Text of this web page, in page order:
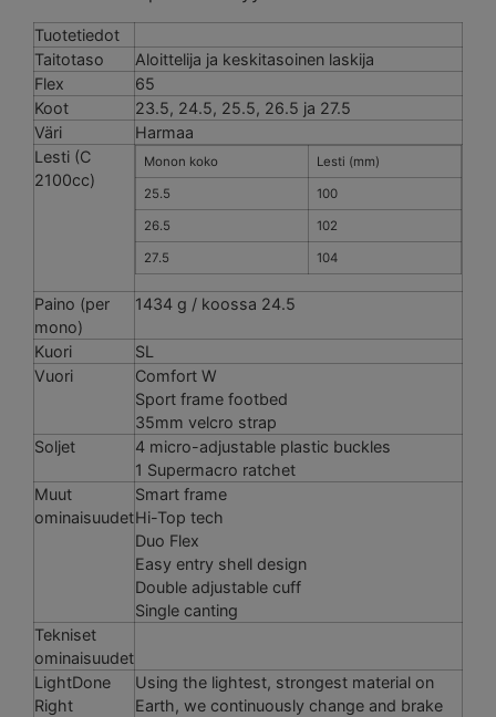
Tuotetiedot
Taitotaso
Aloittelija ja keskitasoinen laskija
Flex
65
Koot
23.5, 24.5, 25.5, 26.5 ja 27.5
Väri
Harmaa
Lesti (C
2100cc)
Monon koko Lesti (mm)
25.5 100
26.5 102
27.5 104
Paino (per
mono)
1434 g / koossa 24.5
Kuori
SL
Vuori
Comfort W
Sport frame footbed
35mm velcro strap
Soljet
4 micro-adjustable plastic buckles
1 Supermacro ratchet
Muut
ominaisuudet
Smart frame
Hi-Top tech
Duo Flex
Easy entry shell design
Double adjustable cuff
Single canting
Tekniset
ominaisuudet
LightDone
Right
Using the lightest, strongest material on
Earth, we continuously change and brake